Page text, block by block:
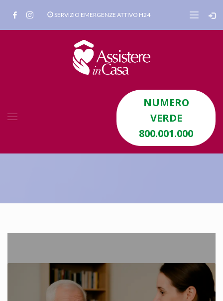
SERVIZIO EMERGENZE ATTIVO H24
NUMERO
VERDE
800.001.000
Tag: lanciano